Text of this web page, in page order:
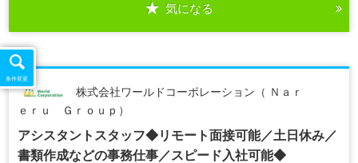
気になる
株式会社ワールドコーポレーション（ Ｎａｒ
ｅｒｕ Ｇｒｏｕｐ）
アシスタントスタッフ◆リモート面接可能／土日休み／
書類作成などの事務仕事／スピード入社可能◆
条件変更